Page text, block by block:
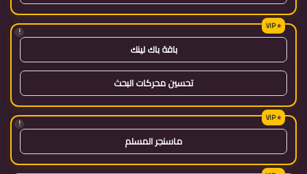
!
باقة باك لينك
تحسين محركات البحث
!
ماسنجر المسلم